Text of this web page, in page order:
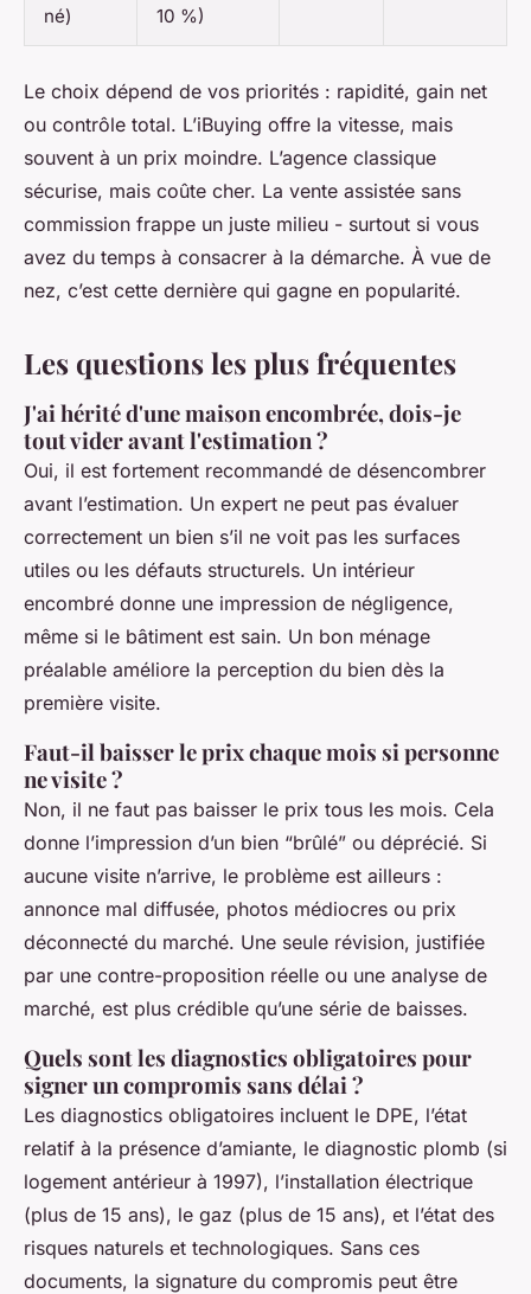
né) 10 %)
Le choix dépend de vos priorités : rapidité, gain net
ou contrôle total. L’iBuying offre la vitesse, mais
souvent à un prix moindre. L’agence classique
sécurise, mais coûte cher. La vente assistée sans
commission frappe un juste milieu - surtout si vous
avez du temps à consacrer à la démarche. À vue de
nez, c’est cette dernière qui gagne en popularité.
Les questions les plus fréquentes
J'ai hérité d'une maison encombrée, dois-je
tout vider avant l'estimation ?
Oui, il est fortement recommandé de désencombrer
avant l’estimation. Un expert ne peut pas évaluer
correctement un bien s’il ne voit pas les surfaces
utiles ou les défauts structurels. Un intérieur
encombré donne une impression de négligence,
même si le bâtiment est sain. Un bon ménage
préalable améliore la perception du bien dès la
première visite.
Faut-il baisser le prix chaque mois si personne
ne visite ?
Non, il ne faut pas baisser le prix tous les mois. Cela
donne l’impression d’un bien “brûlé” ou déprécié. Si
aucune visite n’arrive, le problème est ailleurs :
annonce mal diffusée, photos médiocres ou prix
déconnecté du marché. Une seule révision, justifiée
par une contre-proposition réelle ou une analyse de
marché, est plus crédible qu’une série de baisses.
Quels sont les diagnostics obligatoires pour
signer un compromis sans délai ?
Les diagnostics obligatoires incluent le DPE, l’état
relatif à la présence d’amiante, le diagnostic plomb (si
logement antérieur à 1997), l’installation électrique
(plus de 15 ans), le gaz (plus de 15 ans), et l’état des
risques naturels et technologiques. Sans ces
documents, la signature du compromis peut être